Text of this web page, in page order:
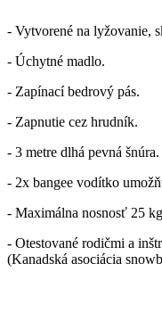
- Vytvorené na lyžovanie,
- Úchytné madlo.
- Zapínací bedrový pás.
- Zapnutie cez hrudník.
- 3 metre dlhá pevná šnúra.
- 2x bangee vodítko
- Maximálna nosnosť 25
- Otestované rodičmi a
(Kanadská asociácia